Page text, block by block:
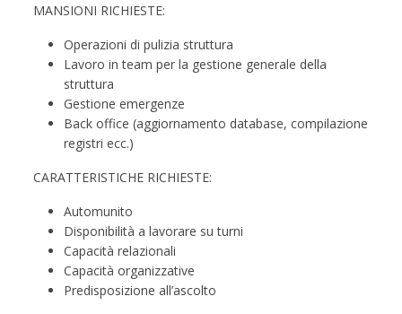
MANSIONI RICHIESTE:
Operazioni di pulizia struttura
Lavoro in team per la gestione generale della
struttura
Gestione emergenze
Back office (aggiornamento database, compilazione
registri ecc.)
CARATTERISTICHE RICHIESTE:
Automunito
Disponibilità a lavorare su turni
Capacità relazionali
Capacità organizzative
Predisposizione all’ascolto